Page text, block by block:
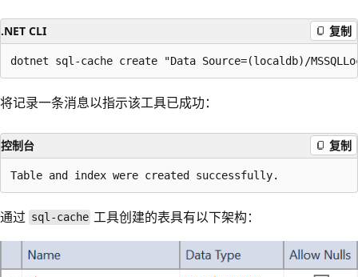
.NET CLI 复制
将记录一条消息以指示该工具已成功：
控制台 复制
通过 sql-cache 工具创建的表具有以下架构：